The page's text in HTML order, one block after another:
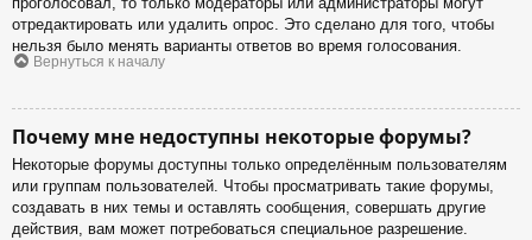
отредактировать или удалить опрос. Это сделано для того, чтобы
нельзя было менять варианты ответов во время голосования.
Вернуться к началу
Почему мне недоступны некоторые форумы?
Некоторые форумы доступны только определённым пользователям
или группам пользователей. Чтобы просматривать такие форумы,
создавать в них темы и оставлять сообщения, совершать другие
действия, вам может потребоваться специальное разрешение.